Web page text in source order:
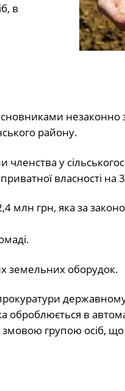
в
незаконно
району.
у
власності на
млн грн, яка за
земельних оборудок.
оброблюється в
групою осіб, що